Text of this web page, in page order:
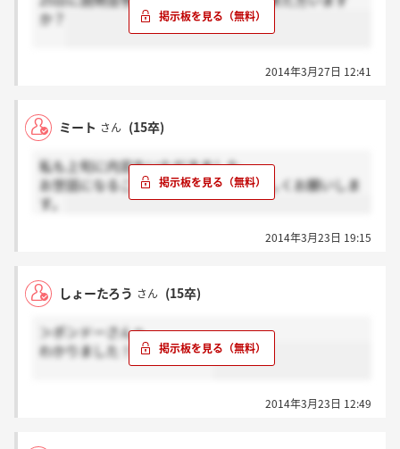
か？
2014年3月27日 12:41
ミート さん (15卒)
私も上旬に内定をいただきました。
お世話になることになりましたらよろしくお願いしま
す。
2014年3月23日 19:15
しょーたろう さん (15卒)
＞ポンドーさんへ
わかりました！はやいですね
2014年3月23日 12:49